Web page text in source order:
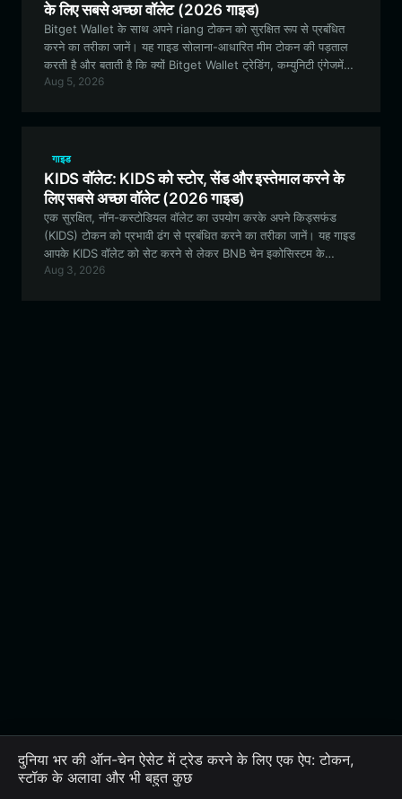
के लिए सबसे अच्छा वॉलेट (2026 गाइड)
Bitget Wallet के साथ अपने riang टोकन को सुरक्षित रूप से प्रबंधित
करने का तरीका जानें। यह गाइड सोलाना-आधारित मीम टोकन की पड़ताल
करती है और बताती है कि क्यों Bitget Wallet ट्रेडिंग, कम्युनिटी एंगेजमेंट
और डिजिटल एसेट कलेक्शन के लिए आदर्श विकल्प है।
Aug 5, 2026
गाइड
KIDS वॉलेट: KIDS को स्टोर, सेंड और इस्तेमाल करने के
लिए सबसे अच्छा वॉलेट (2026 गाइड)
एक सुरक्षित, नॉन-कस्टोडियल वॉलेट का उपयोग करके अपने किड्सफंड
(KIDS) टोकन को प्रभावी ढंग से प्रबंधित करने का तरीका जानें। यह गाइड
आपके KIDS वॉलेट को सेट करने से लेकर BNB चेन इकोसिस्टम के
अद्वितीय रिफ्लेक्टिव मैकेनिज्म का लाभ उठाने तक सब कुछ कवर करती है।
Aug 3, 2026
दुनिया भर की ऑन-चेन ऐसेट में ट्रेड करने के लिए एक ऐप: टोकन,
स्टॉक के अलावा और भी बहुत कुछ